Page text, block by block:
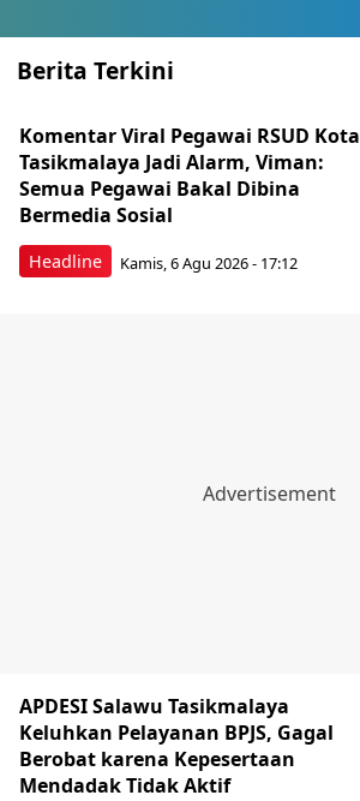
Berita Terkini
Headline
Komentar Viral Pegawai RSUD Kota
Tasikmalaya Jadi Alarm, Viman:
Semua Pegawai Bakal Dibina
Bermedia Sosial
Kamis, 6 Agu 2026 - 17:12
APDESI Salawu Tasikmalaya
Keluhkan Pelayanan BPJS, Gagal
Berobat karena Kepesertaan
Mendadak Tidak Aktif